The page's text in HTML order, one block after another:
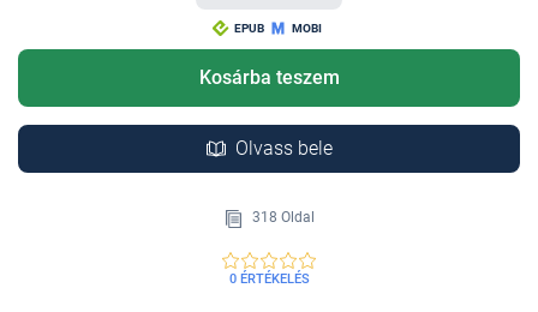
EPUB MOBI
Kosárba teszem
Olvass bele
318 Oldal
0 ÉRTÉKELÉS